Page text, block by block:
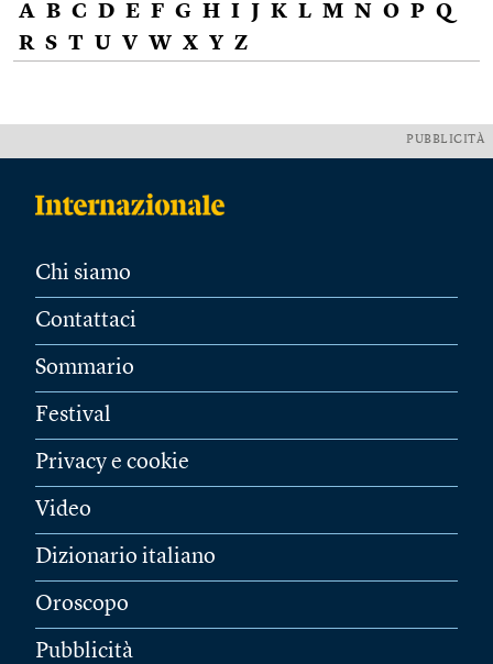
A B C D E F G H I J K L M N O P Q
R S T U V W X Y Z
PUBBLICITÀ
Chi siamo
Contattaci
Sommario
Festival
Privacy e cookie
Video
Dizionario italiano
Oroscopo
Pubblicità